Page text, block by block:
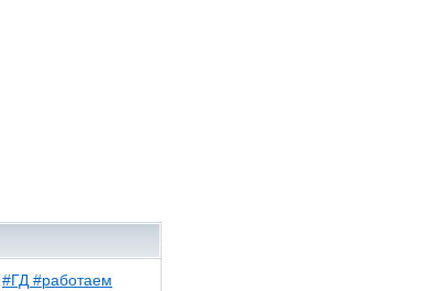
#ГД #работаем